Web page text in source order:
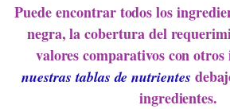
Puede encontrar todos los
negra, la cobertura del
valores comparativos con otros
nuestras tablas de nutrientes
ingredientes.